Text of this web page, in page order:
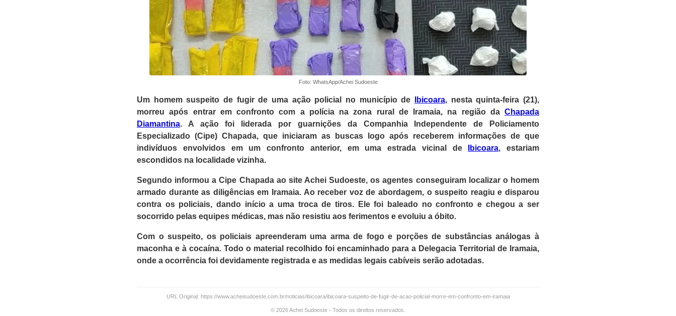
Foto: WhatsApp/Achei Sudoeste
Um homem suspeito de fugir de uma ação policial no município de Ibicoara, nesta quinta-feira (21),
morreu após entrar em confronto com a polícia na zona rural de Iramaia, na região da Chapada
Diamantina. A ação foi liderada por guarnições da Companhia Independente de Policiamento
Especializado (Cipe) Chapada, que iniciaram as buscas logo após receberem informações de que
indivíduos envolvidos em um confronto anterior, em uma estrada vicinal de
Ibicoara, estariam
escondidos na localidade vizinha.
Segundo informou a Cipe Chapada ao site Achei Sudoeste, os agentes conseguiram localizar o homem
armado durante as diligências em Iramaia. Ao receber voz de abordagem, o suspeito reagiu e disparou
contra os policiais, dando início a uma troca de tiros. Ele foi baleado no confronto e chegou a ser
socorrido pelas equipes médicas, mas não resistiu aos ferimentos e evoluiu a óbito.
Com o suspeito, os policiais apreenderam uma arma de fogo e porções de substâncias análogas à
maconha e à cocaína. Todo o material recolhido foi encaminhado para a Delegacia Territorial de Iramaia,
onde a ocorrência foi devidamente registrada e as medidas legais cabíveis serão adotadas.
URL Original: https://www.acheisudoeste.com.br/noticias/ibicoara/ibicoara-suspeito-de-fugir-de-acao-policial-morre-em-confronto-em-iramaia
© 2026 Achei Sudoeste - Todos os direitos reservados.